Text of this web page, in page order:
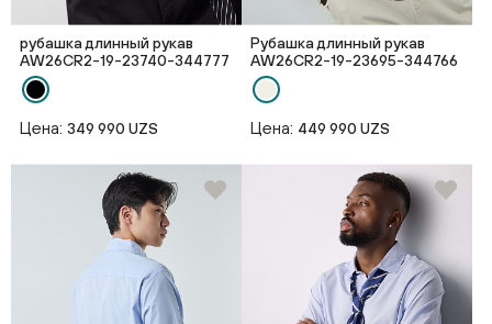
рубашка длинный рукав
AW26CR2-19-23740-344777
Цена: 349 990 UZS
Рубашка длинный рукав
AW26CR2-19-23695-344766
Цена: 449 990 UZS